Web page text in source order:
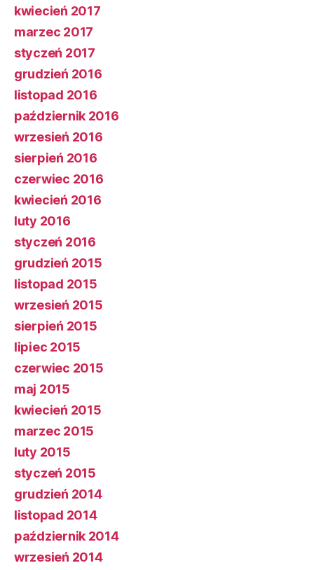
kwiecień 2017
marzec 2017
styczeń 2017
grudzień 2016
listopad 2016
październik 2016
wrzesień 2016
sierpień 2016
czerwiec 2016
kwiecień 2016
luty 2016
styczeń 2016
grudzień 2015
listopad 2015
wrzesień 2015
sierpień 2015
lipiec 2015
czerwiec 2015
maj 2015
kwiecień 2015
marzec 2015
luty 2015
styczeń 2015
grudzień 2014
listopad 2014
październik 2014
wrzesień 2014